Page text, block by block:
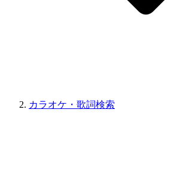
カラオケ・歌詞検索